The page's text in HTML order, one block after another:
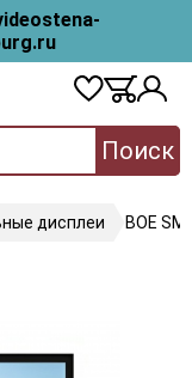
Поиск
дисплеи BOE